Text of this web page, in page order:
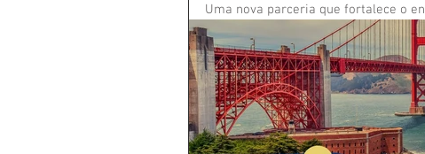
Uma nova parceria que fortalece o